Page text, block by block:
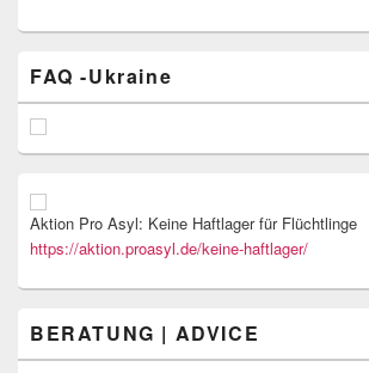
FAQ -Ukraine
Aktion Pro Asyl: Keine Haftlager für Flüchtlinge
https://aktion.proasyl.de/keine-haftlager/
BERATUNG | ADVICE